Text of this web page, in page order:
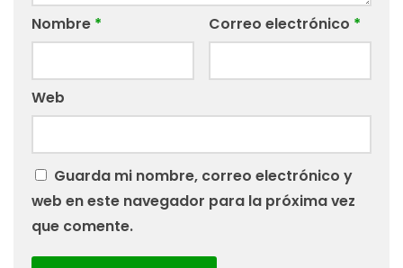
Nombre * Correo electrónico *
Web
Guarda mi nombre, correo electrónico y
web en este navegador para la próxima vez
que comente.